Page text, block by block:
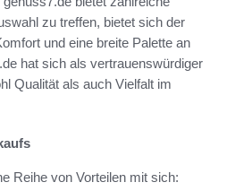
zu treffen, bietet sich der
und eine breite Palette an
hat sich als vertrauenswürdiger
Qualität als auch Vielfalt im
Reihe von Vorteilen mit sich: